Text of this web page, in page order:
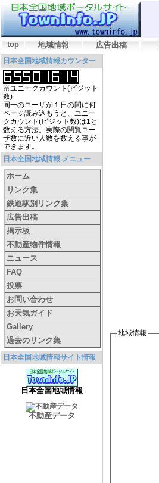
top 地域情報 広告出稿
日本全国地域情報カウンター
※ユニークカウント(ビジット
数)
同一のユーザが１日の間に何
ページ読み込もうと、ユニー
クカウント(ビジット数)は1と
数える方法。実際の閲覧ユー
ザ数に近い人数を数える事が
できます。
日本全国地域情報 メニュー
ホーム
リンク集
鉄道駅別リンク集
広告出稿
掲示板
不動産物件情報
ニュース
FAQ
投票
お問い合わせ
お天気ガイド
Gallery
過去のリンク集
日本全国地域情報サイト情報
日本全国地域情報
不動産データ
地域情報